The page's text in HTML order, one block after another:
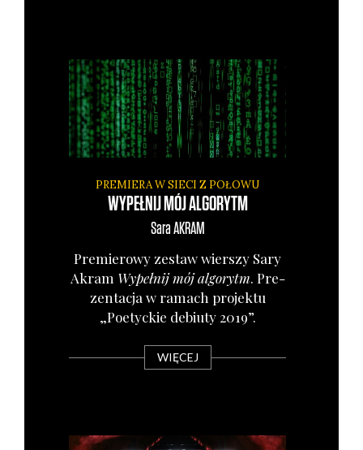
PREMIERA W SIECI Z POŁOWU
WYPEŁNIJ MÓJ ALGORYTM
SaraAKRAM
Pre­mie­ro­wy zestaw wier­szy Sary
Akram Wypeł­nij mój algo­rytm. Pre­
zen­ta­cja w ramach pro­jek­tu
„Poetyc­kie debiu­ty 2019”.
WIĘCEJ